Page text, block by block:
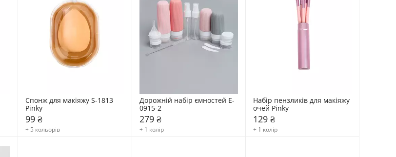
Спонж для макіяжу S-1813
Pinky
99 ₴
+ 5 кольорів
Дорожній набір ємностей E-
0915-2
279 ₴
+ 1 колір
Набір пензликів для макіяжу
очей Pinky
129 ₴
+ 1 колір